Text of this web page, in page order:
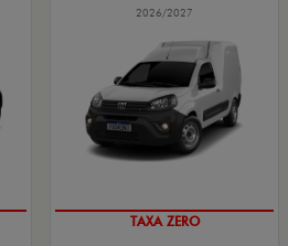
2026/2027
TAXA ZERO